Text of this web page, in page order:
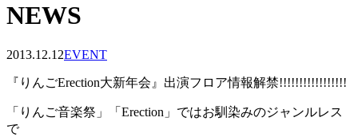
NEWS
2013.12.12EVENT
『りんごErection大新年会』出演フロア情報解禁!!!!!!!!!!!!!!!!!
「りんご音楽祭」「Erection」ではお馴染みのジャンルレス
で